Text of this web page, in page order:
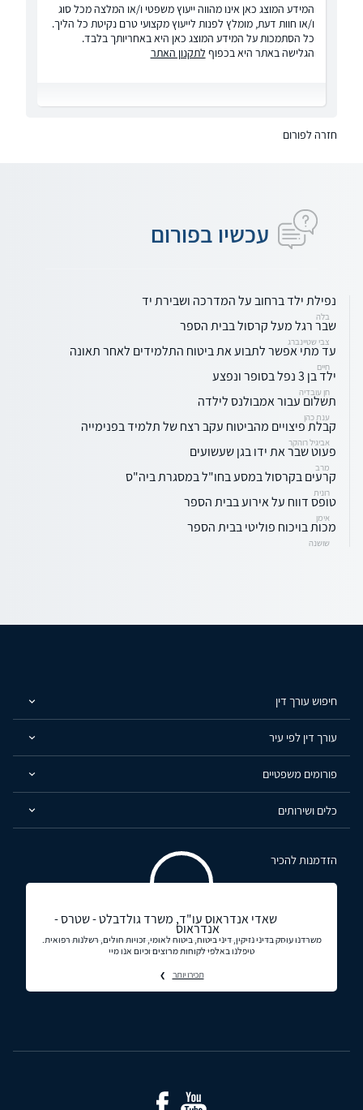
המידע המוצג כאן אינו מהווה ייעוץ משפטי ו/או המלצה מכל סוג
ו/או חוות דעת, מומלץ לפנות לייעוץ מקצועי טרם נקיטת כל הליך.
כל הסתמכות על המידע המוצג כאן היא באחריותך בלבד.
הגלישה באתר היא בכפוף לתקנון האתר
חזרה לפורום
עכשיו בפורום
נפילת ילד ברחוב על המדרכה ושבירת יד
בלה
שבר רגל מעל קרסול בבית הספר
צבי שטיינברג
עד מתי אפשר לתבוע את ביטוח התלמידים לאחר תאונה
חיים
ילד בן 3 נפל בסופר ונפצע
חן עובדיה
תשלום עבור אמבולנס לילדה
ענת כהן
קבלת פיצויים מהביטוח עקב רצח של תלמיד בפנימייה
אביגיל רוהקר
פעוט שבר את ידו בגן שעשועים
מרב
קרעים בקרסול במסע בחו"ל במסגרת ביה"ס
רונית
טופס דווח על אירוע בבית הספר
אימן
מכות בויכוח פוליטי בבית הספר
שושנה
חיפוש עורך דין
עורך דין לפי עיר
פורומים משפטיים
כלים ושירותים
הזדמנות להכיר
שאדי אנדראוס עו"ד, משרד גולדבלט - שטרס -
אנדראוס
משרדנו עוסק בדיני נזיקין, דיני ביטוח, ביטוח לאומי, זכויות חולים, רשלנות רפואית.
טיפלנו באלפי לקוחות מרוצים וכיום אנו מיי
תכירו יותר